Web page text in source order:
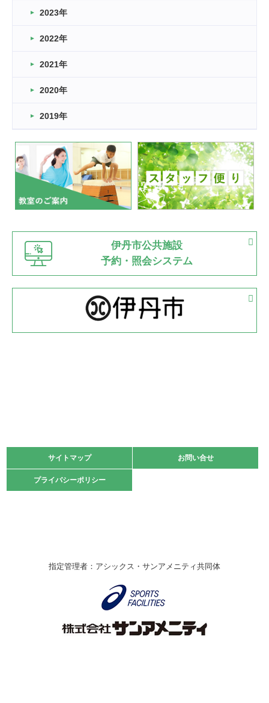
卒業・卒園の季節★
2026.03.11
緑ケ丘体育館
2022.11.03
緑ケ丘体育館
いたっぼーる大会☆彡
緑ケ丘体育館
2022.07.03
市内総合体育大会が開始
緑ケ丘体育館 猪名川運動広場
古池運動広場
2022.06.12
県知事杯争奪バレーボール大会が開催
緑ケ丘体育館
2022.05.05
体育協会長杯 バドミントン競技の部
2022.05.22
緑ケ丘体育館
2021.10.23
卓球選手権大会ラージボールの部開催☆
伊丹市総合体育大会 バレーボール大会が開催されました
なわとびイベントを開催しました！
2023年
2022年
2021年
2020年
2019年
伊丹市公共施設
予約・照会システム
サイトマップ お問い合せ
プライバシーポリシー
サイトマップ お問い合せ
プライバシーポリシー
指定管理者：アシックス・サンアメニティ共同体